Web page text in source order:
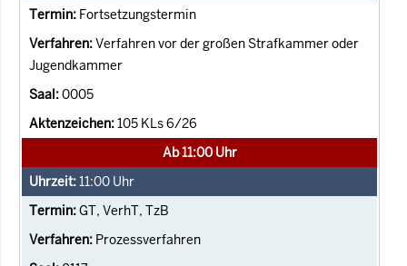
Fortsetzungstermin
Verfahren vor der großen Strafkammer oder
Jugendkammer
0005
105 KLs 6/26
Ab 11:00 Uhr
11:00 Uhr
GT, VerhT, TzB
Prozessverfahren